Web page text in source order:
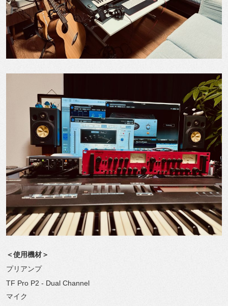
＜使用機材＞
プリアンプ
TF Pro P2 - Dual Channel
マイク